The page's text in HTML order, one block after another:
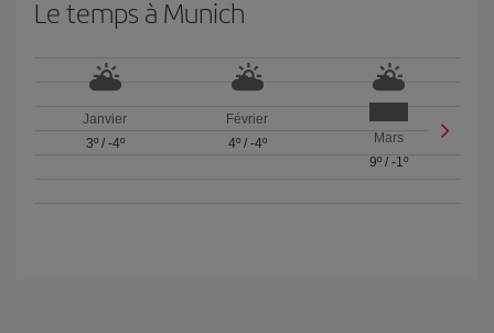
Le temps à Munich
Janvier
3º/ -4º
Février
4º/ -4º
Mars
9º /-1º